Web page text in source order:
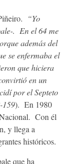
“Yo
. En el 64 me
además del
se enfermaba el
que hiciera
en un
por el Septeto
159). En 1980
Nacional. Con él
y llega a
históricos.
que ha